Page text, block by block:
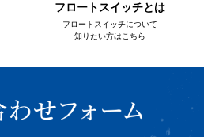
フロートスイッチとは
フロートスイッチについて
知りたい方はこちら